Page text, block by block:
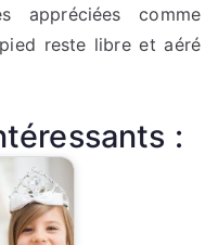
appréciées comme
reste libre et aéré
: